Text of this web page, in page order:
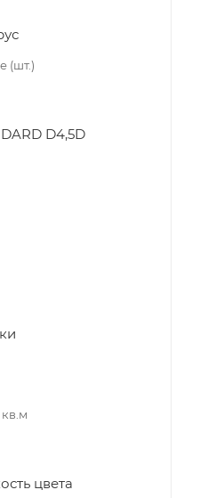
(шт.)
D4,5D
цвета